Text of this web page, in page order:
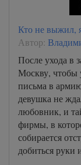
Кто не выжил,
Автор:
После ухода в
Москву, чтобы
письма в
девушка не
любовник, и
фирмы, в
собирается
добиться руки